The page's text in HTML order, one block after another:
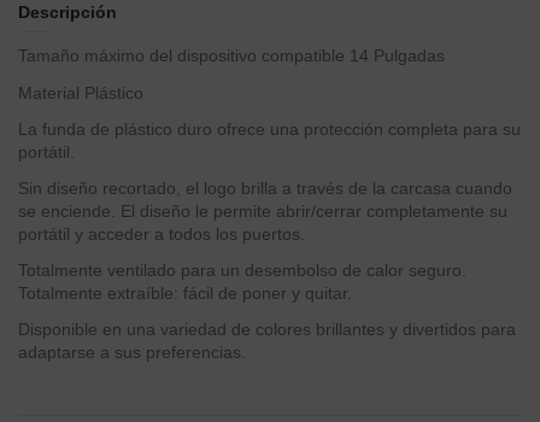
Descripción
Tamaño máximo del dispositivo compatible 14 Pulgadas
Material Plástico
La funda de plástico duro ofrece una protección completa para su
portátil.
Sin diseño recortado, el logo brilla a través de la carcasa cuando
se enciende. El diseño le permite abrir/cerrar completamente su
portátil y acceder a todos los puertos.
Totalmente ventilado para un desembolso de calor seguro.
Totalmente extraíble: fácil de poner y quitar.
Disponible en una variedad de colores brillantes y divertidos para
adaptarse a sus preferencias.